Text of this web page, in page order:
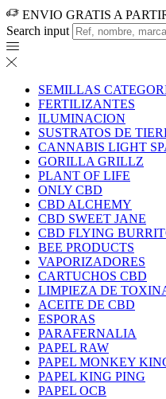
ENVIO GRATIS A
Search input
SEMILLAS
FERTILIZANTES
ILUMINACION
SUSTRATOS DE
CANNABIS LIGHT
GORILLA GRILLZ
PLANT OF LIFE
ONLY CBD
CBD ALCHEMY
CBD SWEET JANE
CBD FLYING
BEE PRODUCTS
VAPORIZADORES
CARTUCHOS CBD
LIMPIEZA DE
ACEITE DE CBD
ESPORAS
PARAFERNALIA
PAPEL RAW
PAPEL MONKEY
PAPEL KING PING
PAPEL OCB